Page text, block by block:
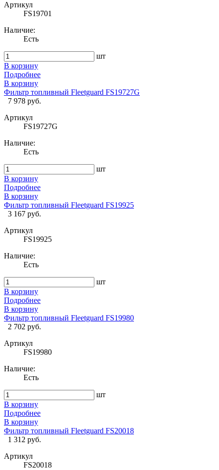
Артикул
FS19701
Наличие:
Есть
шт
В корзину
Подробнее
В корзину
Фильтр топливный Fleetguard FS19727G
7 978 руб.
Артикул
FS19727G
Наличие:
Есть
шт
В корзину
Подробнее
В корзину
Фильтр топливный Fleetguard FS19925
3 167 руб.
Артикул
FS19925
Наличие:
Есть
шт
В корзину
Подробнее
В корзину
Фильтр топливный Fleetguard FS19980
2 702 руб.
Артикул
FS19980
Наличие:
Есть
шт
В корзину
Подробнее
В корзину
Фильтр топливный Fleetguard FS20018
1 312 руб.
Артикул
FS20018